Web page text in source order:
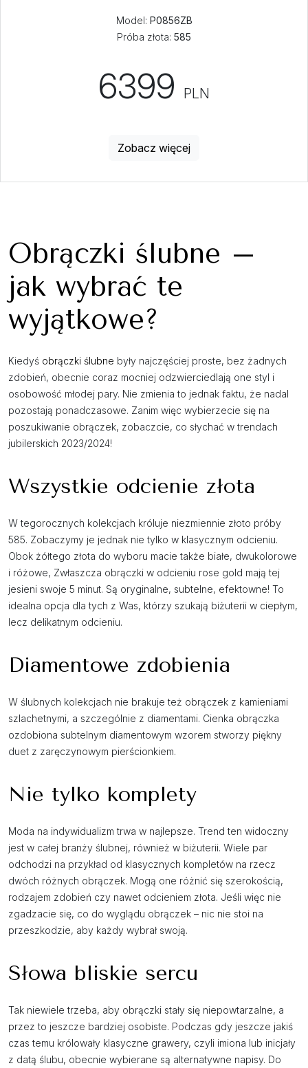
Model: P0856ZB
Próba złota: 585
6399 PLN
Zobacz więcej
Obrączki ślubne –
jak wybrać te
wyjątkowe?
Kiedyś obrączki ślubne były najczęściej proste, bez żadnych
zdobień, obecnie coraz mocniej odzwierciedlają one styl i
osobowość młodej pary. Nie zmienia to jednak faktu, że nadal
pozostają ponadczasowe. Zanim więc wybierzecie się na
poszukiwanie obrączek, zobaczcie, co słychać w trendach
jubilerskich 2023/2024!
Wszystkie odcienie złota
W tegorocznych kolekcjach króluje niezmiennie złoto próby
585. Zobaczymy je jednak nie tylko w klasycznym odcieniu.
Obok żółtego złota do wyboru macie także białe, dwukolorowe
i różowe, Zwłaszcza obrączki w odcieniu rose gold mają tej
jesieni swoje 5 minut. Są oryginalne, subtelne, efektowne! To
idealna opcja dla tych z Was, którzy szukają biżuterii w ciepłym,
lecz delikatnym odcieniu.
Diamentowe zdobienia
W ślubnych kolekcjach nie brakuje też obrączek z kamieniami
szlachetnymi, a szczególnie z diamentami. Cienka obrączka
ozdobiona subtelnym diamentowym wzorem stworzy piękny
duet z zaręczynowym pierścionkiem.
Nie tylko komplety
Moda na indywidualizm trwa w najlepsze. Trend ten widoczny
jest w całej branży ślubnej, również w biżuterii. Wiele par
odchodzi na przykład od klasycznych kompletów na rzecz
dwóch różnych obrączek. Mogą one różnić się szerokością,
rodzajem zdobień czy nawet odcieniem złota. Jeśli więc nie
zgadzacie się, co do wyglądu obrączek – nic nie stoi na
przeszkodzie, aby każdy wybrał swoją.
Słowa bliskie sercu
Tak niewiele trzeba, aby obrączki stały się niepowtarzalne, a
przez to jeszcze bardziej osobiste. Podczas gdy jeszcze jakiś
czas temu królowały klasyczne grawery, czyli imiona lub inicjały
z datą ślubu, obecnie wybierane są alternatywne napisy. Do